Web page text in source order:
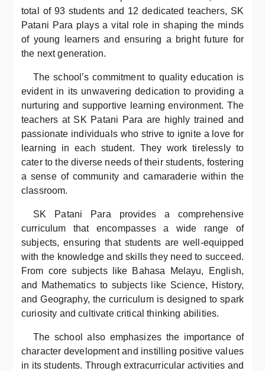
total of 93 students and 12 dedicated teachers, SK
Patani Para plays a vital role in shaping the minds
of young learners and ensuring a bright future for
the next generation.
The school’s commitment to quality education is
evident in its unwavering dedication to providing a
nurturing and supportive learning environment. The
teachers at SK Patani Para are highly trained and
passionate individuals who strive to ignite a love for
learning in each student. They work tirelessly to
cater to the diverse needs of their students, fostering
a sense of community and camaraderie within the
classroom.
SK Patani Para provides a comprehensive
curriculum that encompasses a wide range of
subjects, ensuring that students are well-equipped
with the knowledge and skills they need to succeed.
From core subjects like Bahasa Melayu, English,
and Mathematics to subjects like Science, History,
and Geography, the curriculum is designed to spark
curiosity and cultivate critical thinking abilities.
The school also emphasizes the importance of
character development and instilling positive values
in its students. Through extracurricular activities and